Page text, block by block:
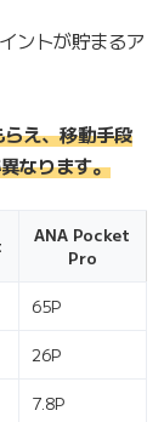
ントが貯まるア
え、移動手段
なります。
ANA Pocket
Pro
65P
26P
7.8P